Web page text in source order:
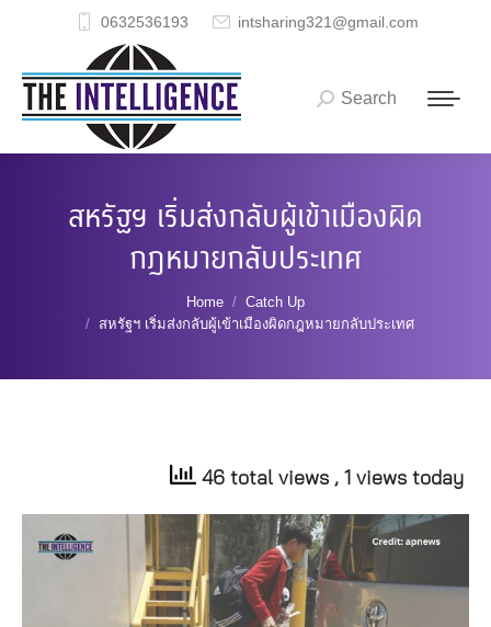
0632536193 intsharing321@gmail.com
Search:
Search
สหรัฐฯ เริ่มส่งกลับผู้เข้าเมืองผิด
กฎหมายกลับประเทศ
Home
Catch Up
สหรัฐฯ เริ่มส่งกลับผู้เข้าเมืองผิดกฎหมายกลับประเทศ
46 total views , 1 views today